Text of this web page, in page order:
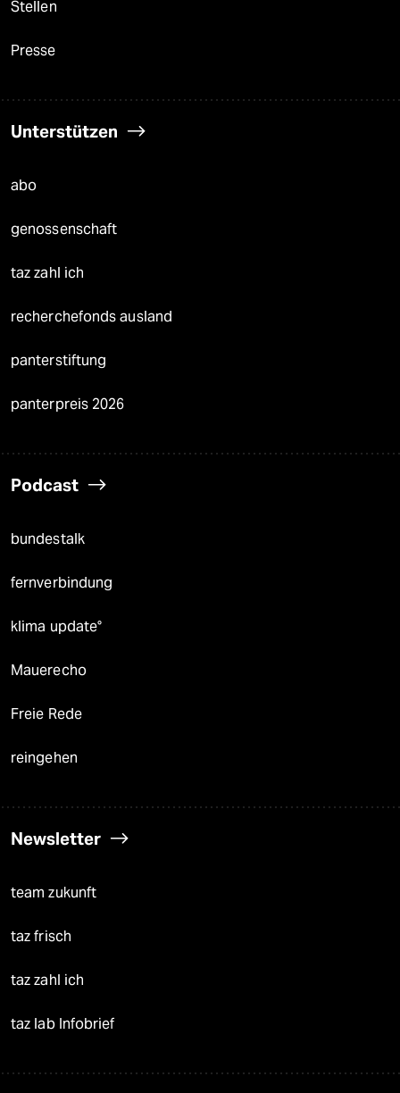
Stellen
Presse
Unterstützen
abo
genossenschaft
taz zahl ich
recherchefonds ausland
panterstiftung
panterpreis 2026
Podcast
bundestalk
fernverbindung
klima update°
Mauerecho
Freie Rede
reingehen
Newsletter
team zukunft
taz frisch
taz zahl ich
taz lab Infobrief